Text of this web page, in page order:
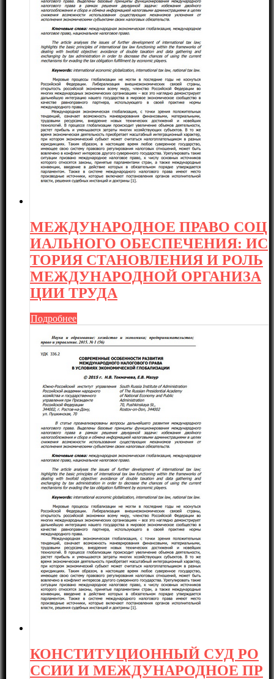
МЕЖДУНАРОДНОЕ ПРАВО СОЦ
ИАЛЬНОГО ОБЕСПЕЧЕНИЯ: ИС
ТОРИЯ СТАНОВЛЕНИЯ И РОЛЬ
МЕЖДУНАРОДНОЙ ОРГАНИЗА
ЦИИ ТРУДА
Подробнее
КОНСТИТУЦИОННЫЙ СУД РО
ССИИ И МЕЖДУНАРОДНОЕ ПР